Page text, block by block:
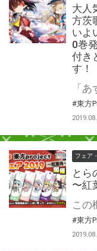
大人
方茨
いよ
0巻
付き
す！
#東方
フェア
とら
〜紅
#東方